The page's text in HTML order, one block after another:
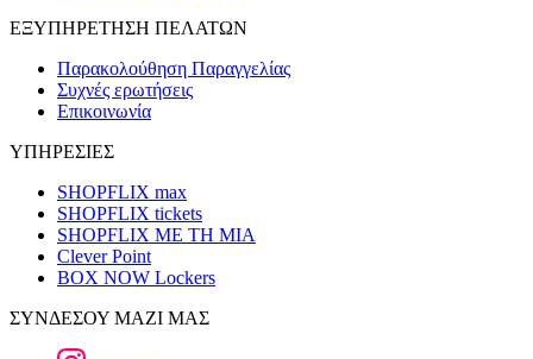
ΕΞΥΠΗΡΕΤΗΣΗ ΠΕΛΑΤΩΝ
Παρακολούθηση Παραγγελίας
Συχνές ερωτήσεις
Επικοινωνία
ΥΠΗΡΕΣΙΕΣ
SHOPFLIX max
SHOPFLIX tickets
SHOPFLIX ΜΕ ΤΗ ΜΙΑ
Clever Point
BOX NOW Lockers
ΣΥΝΔΕΣΟΥ ΜΑΖΙ ΜΑΣ